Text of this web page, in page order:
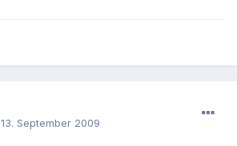
13. September 2009